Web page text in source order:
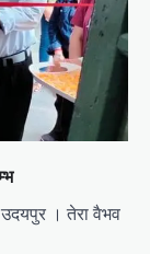
। तेरा वैभव